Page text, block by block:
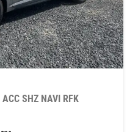
SHZ NAVI RFK